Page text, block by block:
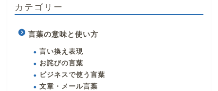
カテゴリー
言葉の意味と使い方
言い換え表現
お詫びの言葉
ビジネスで使う言葉
文章・メール言葉